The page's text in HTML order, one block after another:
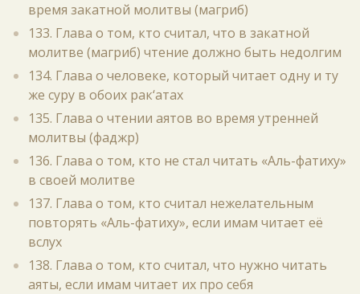
время закатной молитвы (магриб)
133. Глава о том, кто считал, что в закатной
молитве (магриб) чтение должно быть недолгим
134. Глава о человеке, который читает одну и ту
же суру в обоих рак‘атах
135. Глава о чтении аятов во время утренней
молитвы (фаджр)
136. Глава о том, кто не стал читать «Аль-фатиху»
в своей молитве
137. Глава о том, кто считал нежелательным
повторять «Аль-фатиху», если имам читает её
вслух
138. Глава о том, кто считал, что нужно читать
аяты, если имам читает их про себя